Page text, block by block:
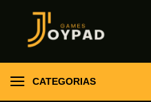
CATEGORIAS